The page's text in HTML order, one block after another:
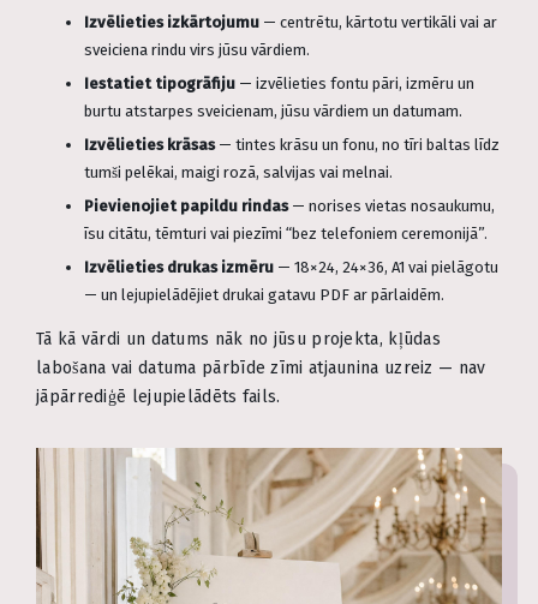
Izvēlieties izkārtojumu — centrētu, kārtotu vertikāli vai ar
sveiciena rindu virs jūsu vārdiem.
Iestatiet tipogrāfiju — izvēlieties fontu pāri, izmēru un
burtu atstarpes sveicienam, jūsu vārdiem un datumam.
Izvēlieties krāsas— tintes krāsu un fonu, no tīri baltas līdz
tumši pelēkai, maigi rozā, salvijas vai melnai.
Pievienojiet papildu rindas— norises vietas nosaukumu,
īsu citātu, tēmturi vai piezīmi “bez telefoniem ceremonijā”.
Izvēlieties drukas izmēru — 18×24, 24×36, A1 vai pielāgotu
— un lejupielādējiet drukai gatavu PDF ar pārlaidēm.
Tā kā vārdi un datums nāk no jūsu projekta, kļūdas
labošana vai datuma pārbīde zīmi atjaunina uzreiz — nav
jāpārrediģē lejupielādēts fails.